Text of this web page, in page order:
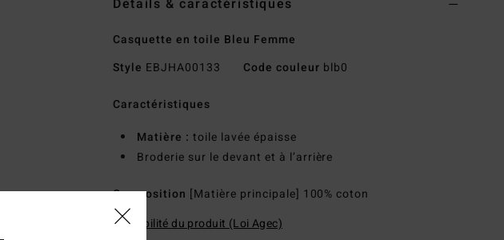
Details & caractéristiques
Casquette en toile Bleu Femme
Style EBJHA00133 Code couleur blb0
Caractéristiques
Matière : toile lavée épaisse
Broderie sur le devant et à l’arrière
Composition [Matière principale] 100% coton
Traçabilité du produit (Loi Agec)